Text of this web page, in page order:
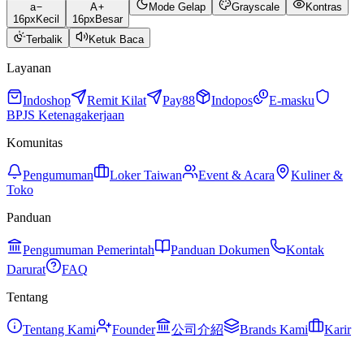
a
16px Kecil
A
16px Besar
Mode Gelap Grayscale Kontras
Terbalik Ketuk Baca
Layanan
Indoshop Remit Kilat Pay88 Indopos
E-masku
BPJS Ketenagakerjaan
Komunitas
Pengumuman Loker Taiwan Event & Acara
Kuliner &
Toko
Panduan
Pengumuman Pemerintah Panduan Dokumen
Kontak
Darurat
FAQ
Tentang
Tentang Kami Founder 公司介紹 Brands Kami Karir